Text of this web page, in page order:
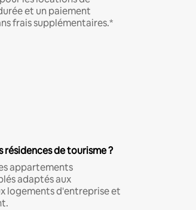
et un paiement
frais supplémentaires.*
résidences de tourisme ?
appartements
adaptés aux
logements d'entreprise et